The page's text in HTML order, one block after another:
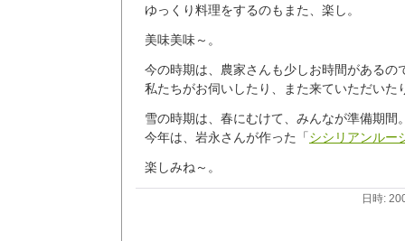
ゆっくり料理をするのもまた、楽し。
美味美味～。
今の時期は、農家さんも少しお時間があるの
私たちがお伺いしたり、また来ていただいた
雪の時期は、春にむけて、みんなが準備期間
今年は、岩永さんが作った「シシリアンルー
楽しみね～。
日時: